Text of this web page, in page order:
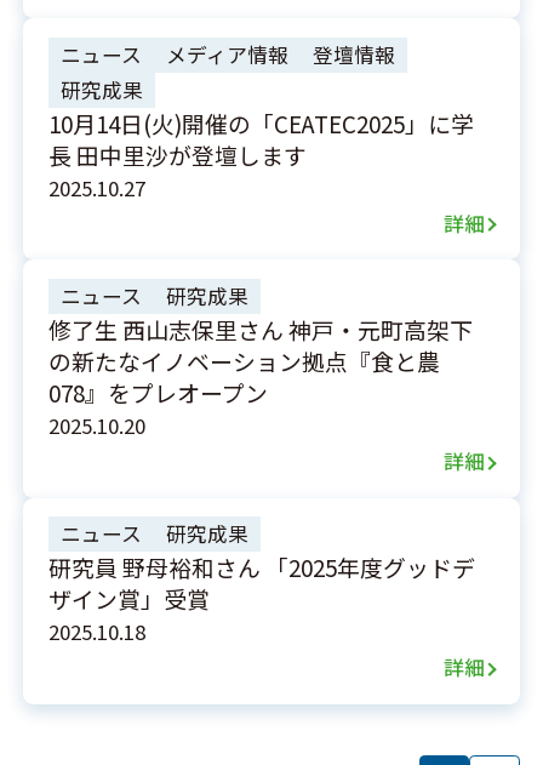
ニュース メディア情報
登壇情報
研究成果
10月14日(火)開催の「CEATEC2025」に学
長 田中里沙が登壇します
2025.10.27
詳細
ニュース 研究成果
修了生 西山志保里さん 神戸・元町高架下
の新たなイノベーション拠点『食と農
078』をプレオープン
2025.10.20
詳細
ニュース 研究成果
研究員 野母裕和さん 「2025年度グッドデ
ザイン賞」受賞
2025.10.18
詳細